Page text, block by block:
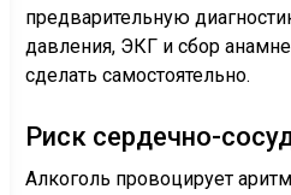
предварительную
давления, ЭКГ и сбор
сделать самостоятельно.
Риск сердечно-
Алкоголь провоцирует